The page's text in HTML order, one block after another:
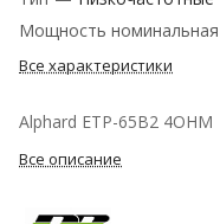
Мощность номинальная
Все характеристики
Alphard ETP-65B2 4OHM
Все описание